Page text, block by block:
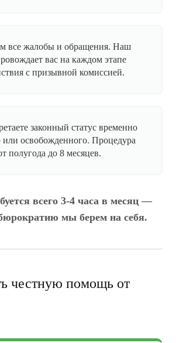
все жалобы и обращения. Наш
вас на каждом этапе
с призывной комиссией.
законный статус временно
или освобожденного. Процедура
полугода до 8 месяцев.
всего 3-4 часа в месяц —
мы берем на себя.
честную помощь от